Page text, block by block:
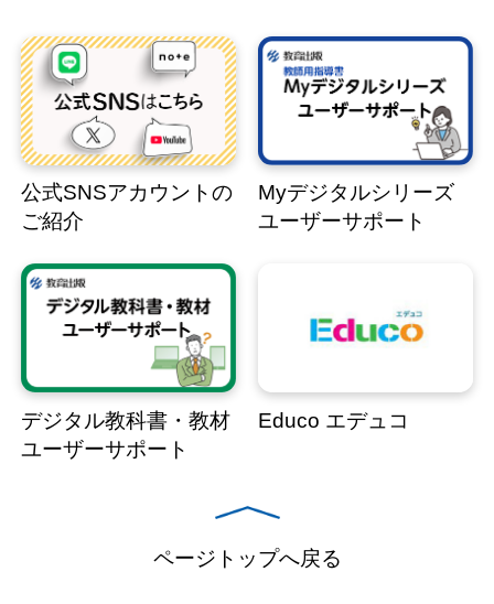
公式SNSアカウントの
ご紹介
Myデジタルシリーズ
ユーザーサポート
デジタル教科書・教材
ユーザーサポート
Educo エデュコ
ページトップへ戻る